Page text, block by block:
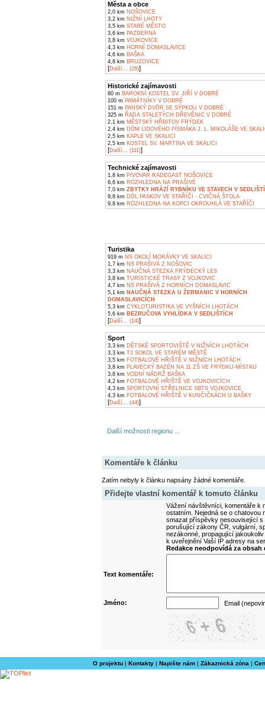
Města a obce
2,0 km NOŠOVICE
3,2 km NIŽNÍ LHOTY
3,5 km STARÉ MĚSTO
3,6 km PAZDERNA
3,8 km VOJKOVICE
4,3 km HORNÍ DOMASLAVICE
4,6 km BAŠKA
4,8 km BRUZOVICE
[Další... (28)]
Historické zajímavosti
80 m BAROKNÍ KOSTEL SV. JIŘÍ V DOBRÉ
100 m PAMÁTNÍKY V DOBRÉ
151 m PANSKÝ DVŮR SE SÝPKOU V DOBRÉ
325 m ŘADA STALETÝCH DŘEVĚNIC V DOBRÉ
2,1 km MĚSTSKÝ HŘBITOV FRÝDEK
2,4 km DŮM LIDOVÉHO PÍSMÁKA J. L. MIKOLÁŠE VE
2,5 km KAPLE VE SKALICI
2,5 km KOSTEL SV. MARTINA VE SKALICI
[Další... (111)]
Technické zajímavosti
1,8 km PIVOVAR RADEGAST NOŠOVICE
6,6 km ROZHLEDNA NA PRAŠIVÉ
7,0 km ZBYTKY HRÁZÍ RYBNÍKU VE STAVECH V
9,8 km DŮL PASKOV VE STAŘÍČI - CVIČNÁ ŠTOLA
9,8 km ROZHLEDNA NA KOPCI OKROUHLÁ VE STAŘÍČI
Turistika
919 m NS OKOLÍ MORÁVKY VE SKALICI
1,7 km NS PRAŠIVÁ Z NOŠOVIC
3,3 km NAUČNÁ STEZKA FRÝDECKÝ LES
3,8 km TURISTICKÉ TRASY Z VOJKOVIC
4,7 km NS PRAŠIVÁ Z HORNÍCH DOMASLAVIC
5,1 km NAUČNÁ STEZKA U ŽERMANIC V HORNÍCH
DOMASLAVICÍCH
5,3 km CYKLOTURISTIKA VE VYŠNÍCH LHOTÁCH
5,6 km BEZRUČOVA VYHLÍDKA V SEDLIŠTÍCH
[Další... (14)]
Sport
3,3 km DĚTSKÉ SPORTOVIŠTĚ V NIŽNÍCH LHOTÁCH
3,3 km TJ SOKOL VE STARÉM MĚSTĚ
3,5 km FOTBALOVÉ HŘIŠTĚ V NIŽNÍCH LHOTÁCH
3,8 km PLAVECKÝ BAZÉN NA 11 ZŠ VE FRÝDKU-MÍSTKU
3,8 km VODNÍ NÁDRŽ BAŠKA
4,2 km FOTBALOVÉ HŘIŠTĚ VE VOJKOVICÍCH
4,3 km SPORTOVNÍ STŘELNICE SBTS VOJKOVICE
4,3 km FOTBALOVÉ HŘIŠTĚ V KUNČIČKÁCH U BAŠKY
[Další... (44)]
Další možnosti regionu ...
Komentáře k článku
Zatím nebyly k článku napsány žádné komentáře.
Přidejte vlastní komentář k tomuto článku
Vážení návštěvníci, komentáře k
ostatním. Nejedná se o
smazat příspěvky nesouvisející
porušující zákony ČR, vulgární,
nezákonné, propagující
k uveřejnění Vaší IP adresy na
Redakce neodpovídá za
Text komentáře:
Jméno: Email
O projektu| Kontakty| Napište nám| Zákaznická zóna |